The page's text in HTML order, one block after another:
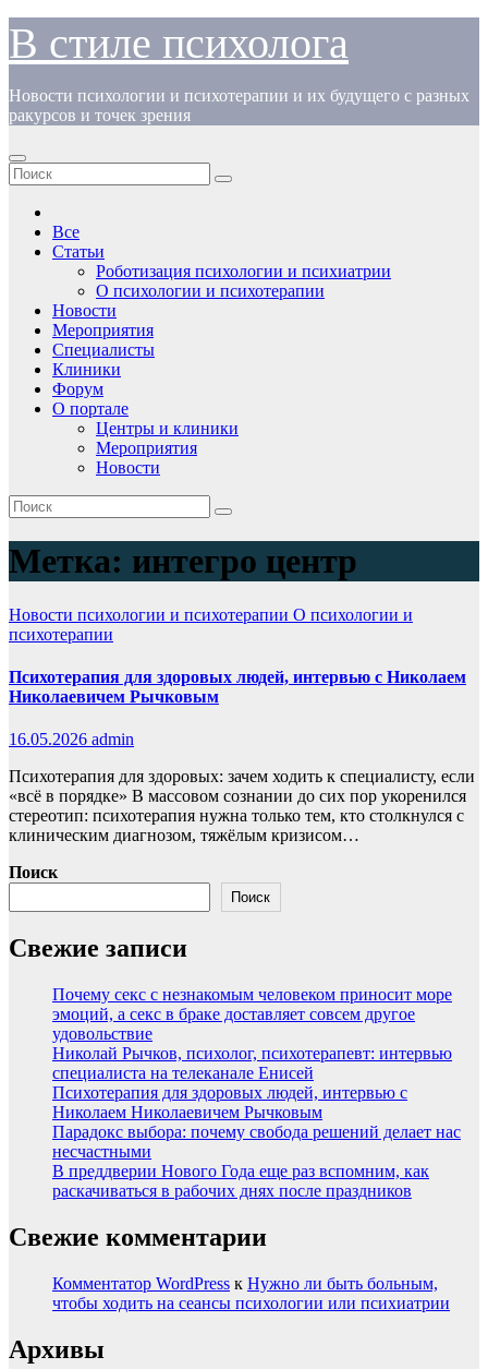
Перейти
содержимому
В стиле психолога
Новости психологии и психотерапии и их будущего с разных
ракурсов и точек зрения
Все
Статьи
Роботизация психологии и психиатрии
О психологии и психотерапии
Новости
Мероприятия
Специалисты
Клиники
Форум
О портале
Центры и клиники
Мероприятия
Новости
Метка: интегро центр
Новости психологии и психотерапии О психологии и
психотерапии
Психотерапия для здоровых людей, интервью с Николаем
Николаевичем Рычковым
16.05.2026 admin
Психотерапия для здоровых: зачем ходить к специалисту, если
«всё в порядке» В массовом сознании до сих пор укоренился
стереотип: психотерапия нужна только тем, кто столкнулся с
клиническим диагнозом, тяжёлым кризисом…
Поиск
Поиск
Свежие записи
Почему секс с незнакомым человеком приносит море
эмоций, а секс в браке доставляет совсем другое
удовольствие
Николай Рычков, психолог, психотерапевт: интервью
специалиста на телеканале Енисей
Психотерапия для здоровых людей, интервью с
Николаем Николаевичем Рычковым
Парадокс выбора: почему свобода решений делает нас
несчастными
В преддверии Нового Года еще раз вспомним, как
раскачиваться в рабочих днях после праздников
Свежие комментарии
Комментатор WordPress к Нужно ли быть больным,
чтобы ходить на сеансы психологии или психиатрии
Архивы